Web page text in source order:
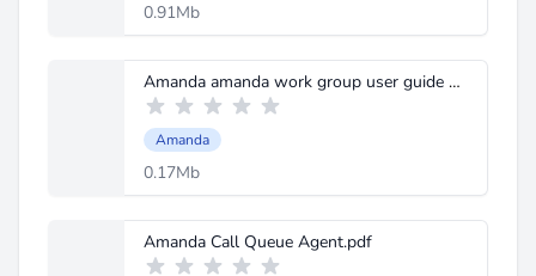
0.91Mb
Amanda amanda work group user guide 7-xx.pdf
Amanda
0.17Mb
Amanda Call Queue Agent.pdf